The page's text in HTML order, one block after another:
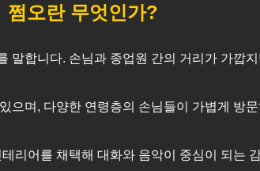
쩜오란 무엇인가?
말합니다. 손님과 종업원 간의 거리가 가깝
으며, 다양한 연령층의 손님들이 가볍게 방
리어를 채택해 대화와 음악이 중심이 되는